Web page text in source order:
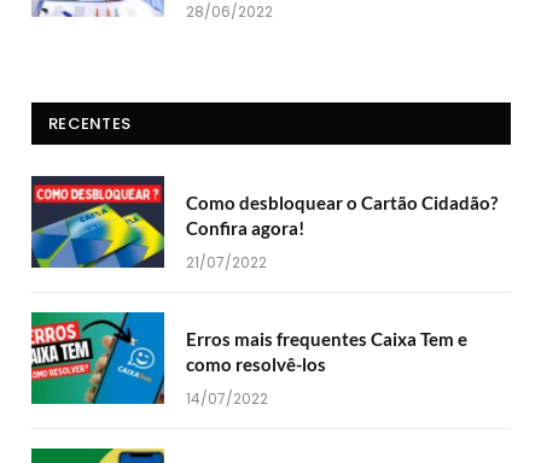
28/06/2022
RECENTES
Como desbloquear o Cartão Cidadão?
Confira agora!
21/07/2022
Erros mais frequentes Caixa Tem e
como resolvê-los
14/07/2022